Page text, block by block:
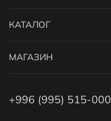
КАТАЛОГ
МАГАЗИН
+996 (995) 515-000